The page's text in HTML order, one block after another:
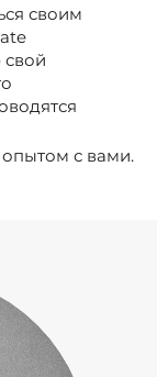
своим
свой
с вами.